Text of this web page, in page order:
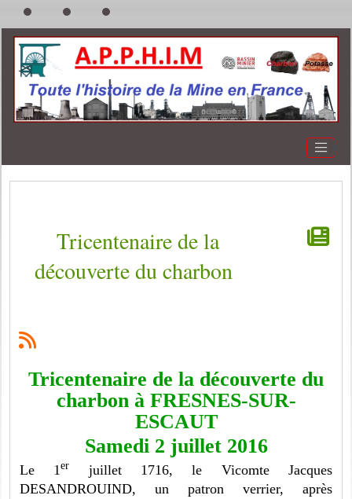
Tricentenaire de la
découverte du charbon
Tricentenaire de la découverte du
charbon à FRESNES-SUR-
ESCAUT
Samedi 2 juillet 2016
Le 1er
juillet 1716, le Vicomte Jacques
DESANDROUIND, un patron verrier, après